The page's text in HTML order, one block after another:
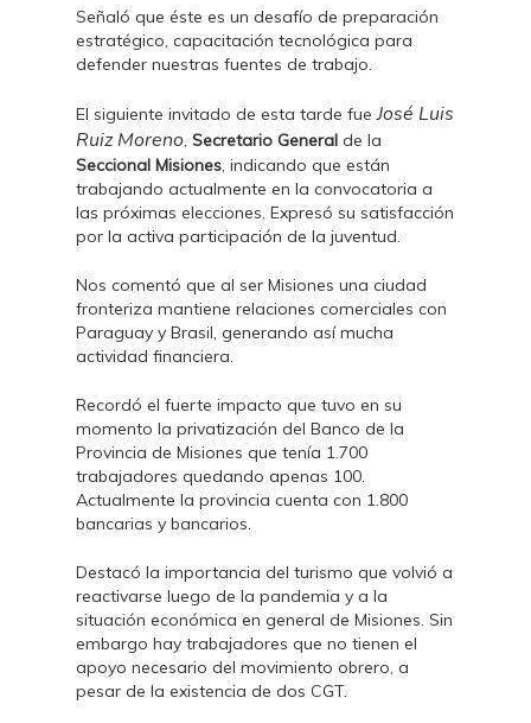
Señaló que éste es un desafío de preparación
estratégico, capacitación tecnológica para
defender nuestras fuentes de trabajo.
El siguiente invitado de esta tarde fueJosé Luis
Ruiz Moreno,Secretario General de la
Seccional Misiones, indicando que están
trabajando actualmente en la convocatoria a
las próximas elecciones. Expresó su satisfacción
por la activa participación de la juventud.
Nos comentó que al ser Misiones una ciudad
fronteriza mantiene relaciones comerciales con
Paraguay y Brasil, generando así mucha
actividad financiera.
Recordó el fuerte impacto que tuvo en su
momento la privatización del Banco de la
Provincia de Misiones que tenía 1.700
trabajadores quedando apenas 100.
Actualmente la provincia cuenta con 1.800
bancarias y bancarios.
Destacó la importancia del turismo que volvió a
reactivarse luego de la pandemia y a la
situación económica en general de Misiones. Sin
embargo hay trabajadores que no tienen el
apoyo necesario del movimiento obrero, a
pesar de la existencia de dos CGT.